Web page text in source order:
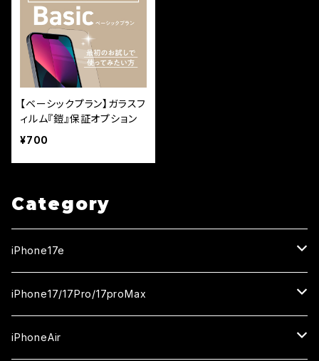
【ベーシックプラン】ガラスフ
ィルム『鎧』保証オプション
¥700
Category
iPhone17e
ガラスフィルム
セラミックフィルム
iPhone17/17Pro/17proMax
iPhone17
iPhoneAir